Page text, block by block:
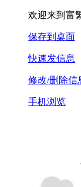
欢迎来到富
保存到桌面
快速发信息
修改/删除信
手机浏览